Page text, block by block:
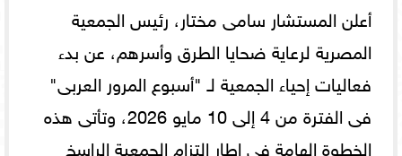
​أعلن المستشار سامى مختار، رئيس الجمعية
المصرية لرعاية ضحايا الطرق وأسرهم، عن بدء
فعاليات إحياء الجمعية لـ "أسبوع المرور العربى"
فى الفترة من 4 إلى 10 مايو 2026، وتأتى هذه
الخطوة الهامة فى إطار التزام الجمعية الراسخ